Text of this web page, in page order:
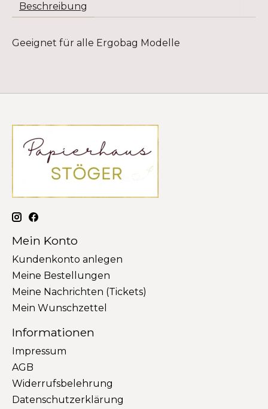
Beschreibung
Geeignet für alle Ergobag Modelle
Mein Konto
Kundenkonto anlegen
Meine Bestellungen
Meine Nachrichten (Tickets)
Mein Wunschzettel
Informationen
Impressum
AGB
Widerrufsbelehrung
Datenschutzerklärung